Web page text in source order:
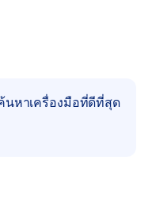
นหาเครื่องมือที่ดีที่สุด